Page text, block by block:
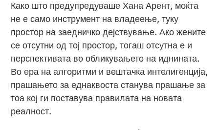
Како што предупредуваше Хана Арент, моќта
не е само инструмент на владеење, туку
простор на заедничко дејствување. Ако жените
се отсутни од тој простор, тогаш отсутна е и
перспективата во обликувањето на иднината.
Во ера на алгоритми и вештачка интелигенција,
прашањето за еднаквоста станува прашање за
тоа кој ги поставува правилата на новата
реалност.